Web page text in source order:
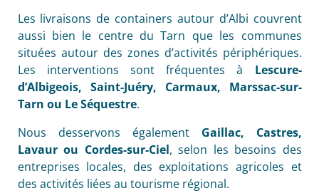
Les livraisons de containers autour d’Albi couvrent
aussi bien le centre du Tarn que les communes
situées autour des zones d’activités périphériques.
Les interventions sont fréquentes à Lescure-
d’Albigeois, Saint-Juéry, Carmaux, Marssac-sur-
Tarn ou Le Séquestre.
Nous desservons également Gaillac, Castres,
Lavaur ou Cordes-sur-Ciel, selon les besoins des
entreprises locales, des exploitations agricoles et
des activités liées au tourisme régional.